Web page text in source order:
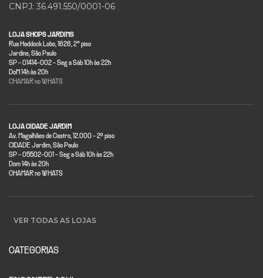
CNPJ: 36.491.550/0001-06
LOJA SHOPS JARDINS
Rua Haddock Lobo, 1626, 2° piso
Jardins, São Paulo
SP - 01414-002 - Seg a Sáb 10h às 22h
DoM 14h às 20h
CHAMAR no WHATS
LOJA CIDADE JARDIM
Av. Magalhães de Castro, 12.000 - 2º piso
CIDADE Jardim, São Paulo
SP - 05502-001 - Seg a Sáb 10h às 22h
Dom 14h às 20h
CHAMAR no WHATS
VER TODAS AS LOJAS
CATEGORIAS